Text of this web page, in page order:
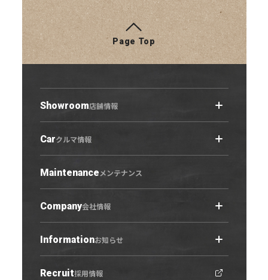
Page Top
Showroom店舗情報
店舗情報トップ
小牧原店
春日井六軒屋店
U-Select羽黒
営業日カレンダー
Carクルマ情報
クルマ情報トップ
展示車・試乗車
中古車
Maintenanceメンテナンス
Company会社情報
会社概要トップ
ご利用にあたって
プライバシーポリシー
Informationお知らせ
お知らせトップ
Recruit採用情報